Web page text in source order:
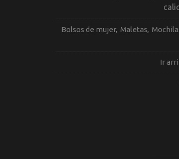
Bolsos de mujer Maletas
Ir